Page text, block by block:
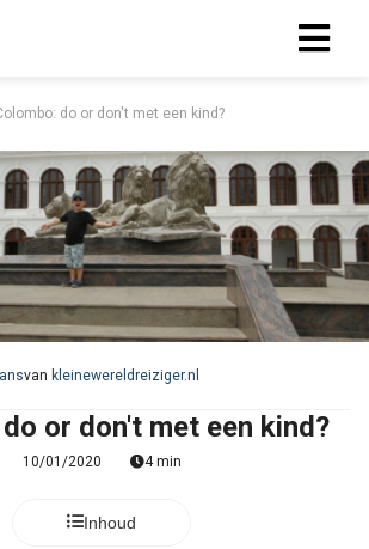
do or don't met een kind?
van kleinewereldreiziger.nl
or don't met een kind?
10/01/2020 4 min
Inhoud